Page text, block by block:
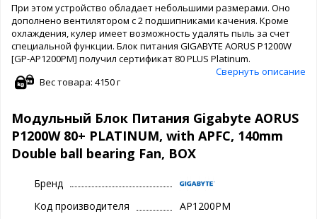
При этом устройство обладает небольшими размерами. Оно
дополнено вентилятором с 2 подшипниками качения. Кроме
охлаждения, кулер имеет возможность удалять пыль за счет
специальной функции. Блок питания GIGABYTE AORUS P1200W
[GP-AP1200PM] получил сертификат 80 PLUS Platinum.
Свернуть описание
Вес товара: 4150 г
Модульный Блок Питания Gigabyte AORUS
P1200W 80+ PLATINUM, with APFC, 140mm
Double ball bearing Fan, BOX
Бренд
Код производителя
AP1200PM